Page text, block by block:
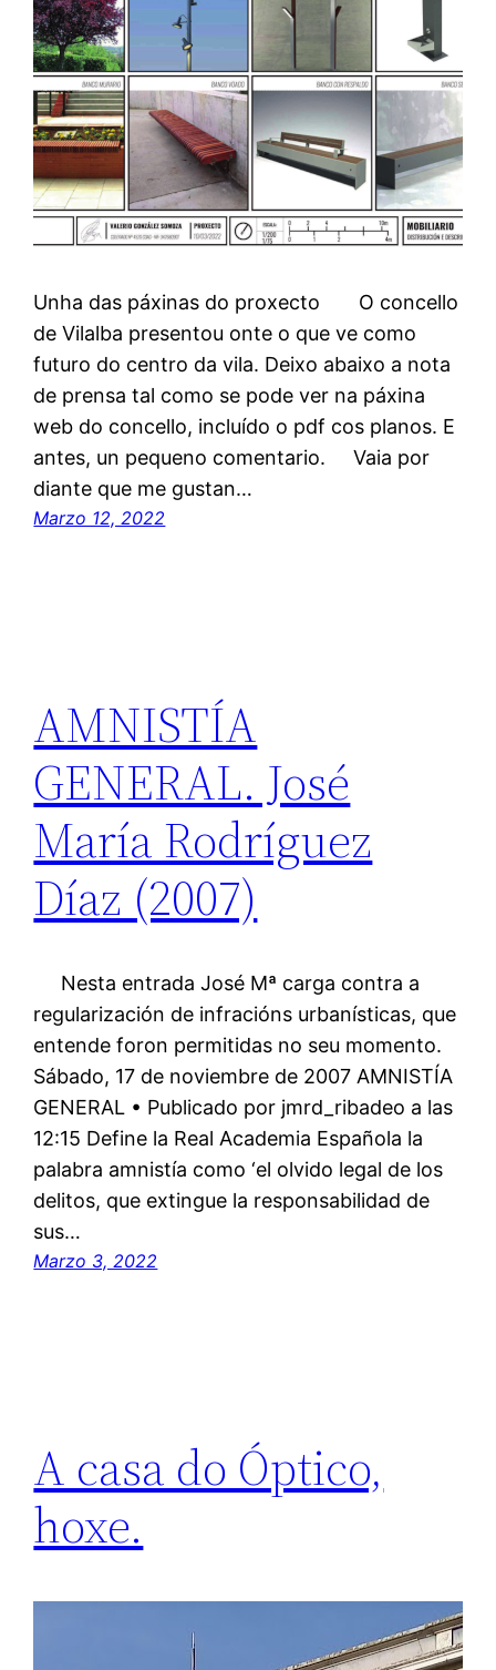
Unha das páxinas do proxecto O concello
de Vilalba presentou onte o que ve como
futuro do centro da vila. Deixo abaixo a nota
de prensa tal como se pode ver na páxina
web do concello, incluído o pdf cos planos. E
antes, un pequeno comentario. Vaia por
diante que me gustan…
Marzo 12, 2022
AMNISTÍA
GENERAL. José
María Rodríguez
Díaz (2007)
Nesta entrada José Mª carga contra a
regularización de infracións urbanísticas, que
entende foron permitidas no seu momento.
Sábado, 17 de noviembre de 2007 AMNISTÍA
GENERAL • Publicado por jmrd_ribadeo a las
12:15 Define la Real Academia Española la
palabra amnistía como ‘el olvido legal de los
delitos, que extingue la responsabilidad de
sus…
Marzo 3, 2022
A casa do Óptico,
hoxe.